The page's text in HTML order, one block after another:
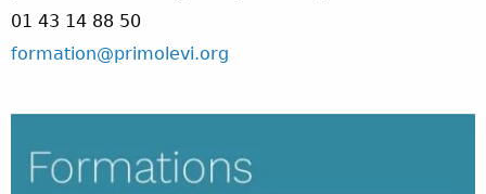
01 43 14 88 50
formation@primolevi.org